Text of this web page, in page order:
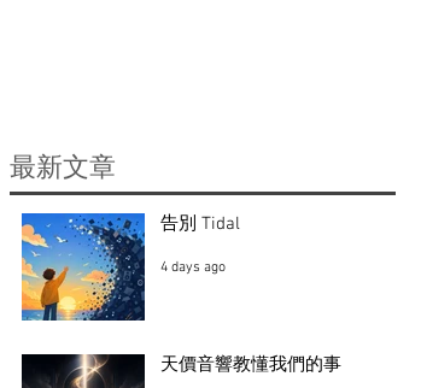
​最新文章
告別 Tidal
4 days ago
天價音響教懂我們的事